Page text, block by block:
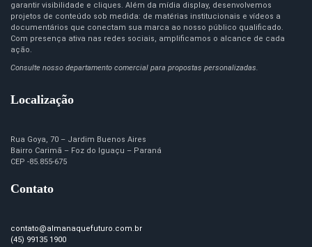
garantir visibilidade e cliques. Além da mídia display, desenvolvemos
projetos de conteúdo sob medida: de matérias institucionais e vídeos a
documentários que conectam sua marca ao nosso público qualificado.
Com presença ativa nas redes sociais, amplificamos o alcance de cada
ação.
Consulte nosso departamento comercial para propostas personalizadas.
Localização
Rua Goya, 70 – Jardim Buenos Aires
Bairro Carimã – Foz do Iguaçu – Paraná
CEP -85.855-675
Contato
contato@almanaquefuturo.com.br
(45) 99135 1900